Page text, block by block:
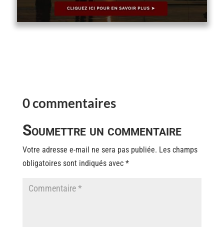
0 commentaires
Soumettre un commentaire
Votre adresse e-mail ne sera pas publiée. Les champs
obligatoires sont indiqués avec *